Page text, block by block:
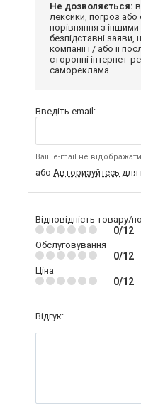
Не дозволяється:
лексики, погроз
порівняння з
безпідставні
компанії і / або її
сторонні інтернет-
самореклама.
Введіть email:
Ваш e-mail не
або Авторизуйтесь для
Відповідність товару/
0/12
Обслуговування
0/12
Ціна
0/12
Відгук: